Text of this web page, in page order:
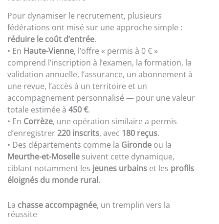
Pour dynamiser le recrutement, plusieurs
fédérations ont misé sur une approche simple :
réduire le coût d’entrée.
• En Haute-Vienne, l’offre « permis à 0 € »
comprend l’inscription à l’examen, la formation, la
validation annuelle, l’assurance, un abonnement à
une revue, l’accès à un territoire et un
accompagnement personnalisé — pour une valeur
totale estimée à 450 €.
• En Corrèze, une opération similaire a permis
d’enregistrer220 inscrits, avec 180 reçus.
• Des départements comme la Gironde ou la
Meurthe-et-Moselle suivent cette dynamique,
ciblant notamment les jeunes urbains et les profils
éloignés du monde rural.
La chasse accompagnée, un tremplin vers la
réussite